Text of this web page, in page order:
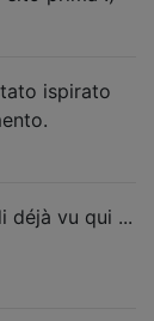
ispirato
déjà vu qui ...